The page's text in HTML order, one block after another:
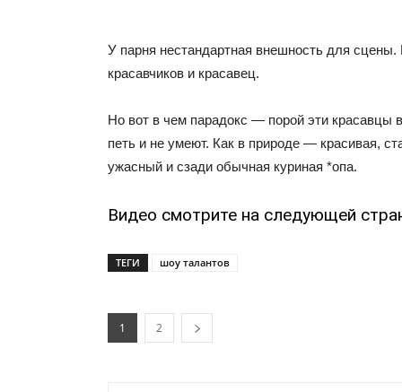
У парня нестандартная внешность для
красавчиков и красавец.
Но вот в чем парадокс — порой эти красавцы
петь и не умеют. Как в природе — красивая,
ужасный и сзади обычная куриная *опа.
Видео смотрите на следующей
ТЕГИ шоу талантов
1 2